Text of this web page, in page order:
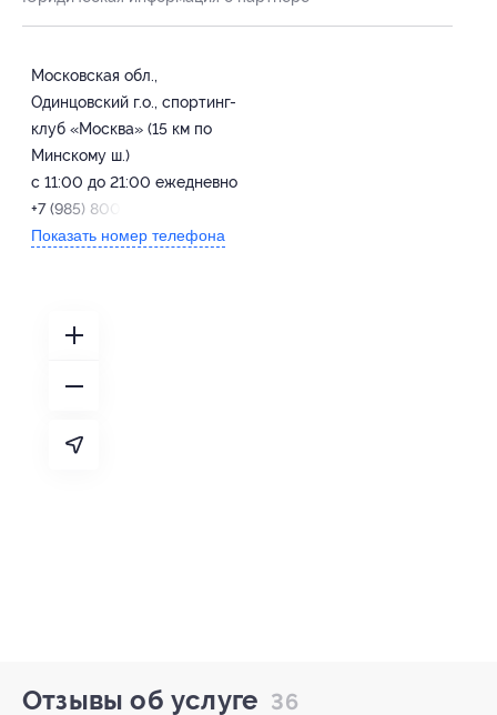
Московская обл.,
Одинцовский г.о., спортинг-
клуб «Москва» (15 км по
Минскому ш.)
с 11:00 до 21:00 ежедневно
+7 (985) 800-59-55
Показать номер телефона
Отзывы об услуге 36